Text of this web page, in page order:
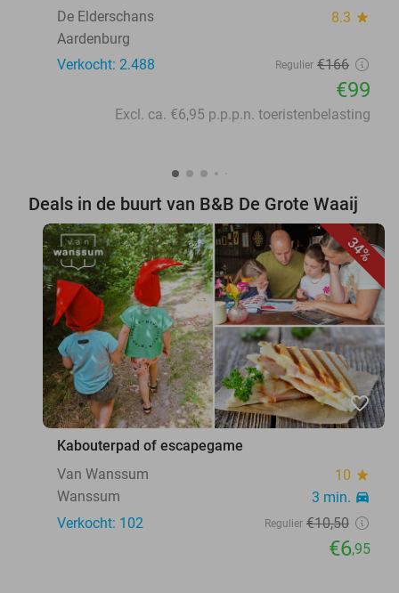
De Elderschans
8.3 star
Aardenburg
Verkocht: 2.488
Regulier €166
€99
Excl. ca. €6,95 p.p.p.n. toeristenbelasting
Deals in de buurt van B&B De Grote Waaij
34%
favorite_border
Kabouterpad of escapegame
Van Wanssum
10 star
Wanssum 3 min. directions_car
Verkocht: 102 Regulier €10,50
€6,95